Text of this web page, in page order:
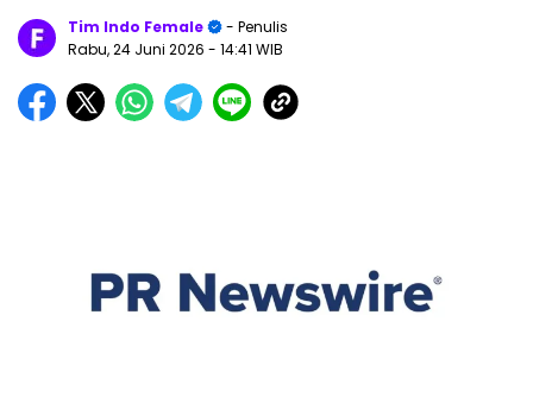
Tim Indo Female
- Penulis
Rabu, 24 Juni 2026 - 14:41 WIB